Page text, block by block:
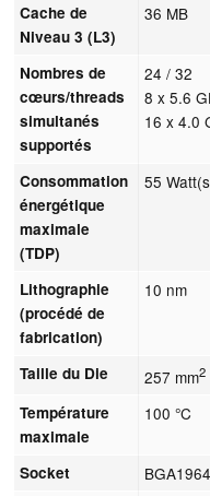
Cache de
Niveau 3 (L3)
36 MB
Nombres de
cœurs/threads
simultanés
supportés
24 / 32
8 x 5.6
16 x 4.0
Consommation
énergétique
maximale
(TDP)
55
Lithographie
(procédé de
fabrication)
10 nm
Taille du Die 257 mm2
Température
maximale
100 °C
Socket BGA1964